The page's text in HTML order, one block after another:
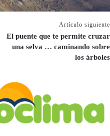
Artículo siguiente
El puente que te permite cruzar
una selva … caminando sobre
los árboles